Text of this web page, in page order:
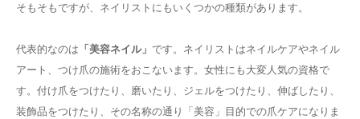
そもそもですが、ネイリストにもいくつかの種類があります。
代表的なのは 「美容ネイル」 です。 ネイリスト はネイルケアやネイル
アート、つけ爪の施術をおこないます。女性にも大変人気の資格で
す。付け爪をつけたり、磨いたり、ジェルをつけたり、伸ばしたり、
装飾品をつけたり、その名称の通り「美容」目的での爪ケアになりま